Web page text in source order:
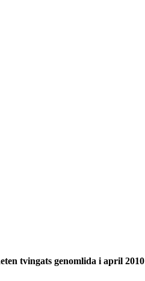
tvingats genomlida i april 2010